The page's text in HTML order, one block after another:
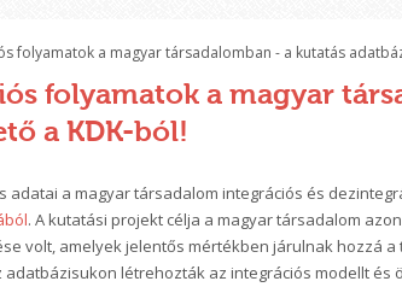
folyamatok a magyar társadalomban - a kutatás
folyamatok a magyar
a KDK-ból!
adatai a magyar társadalom integrációs és
. A kutatási projekt célja a magyar társadalom
volt, amelyek jelentős mértékben járulnak hozzá a
létrehozták az integrációs modellt és